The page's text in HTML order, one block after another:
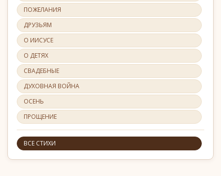
ПОЖЕЛАНИЯ
ДРУЗЬЯМ
О ИИСУСЕ
О ДЕТЯХ
СВАДЕБНЫЕ
ДУХОВНАЯ ВОЙНА
ОСЕНЬ
ПРОЩЕНИЕ
ВСЕ СТИХИ